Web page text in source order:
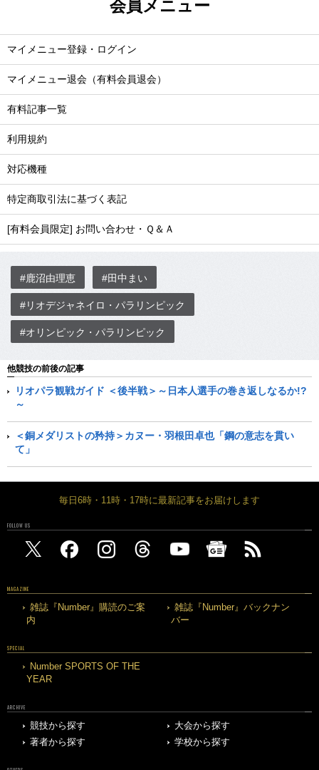
会員メニュー
マイメニュー登録・ログイン
マイメニュー退会（有料会員退会）
有料記事一覧
利用規約
対応機種
特定商取引法に基づく表記
[有料会員限定] お問い合わせ・Ｑ＆Ａ
#鹿沼由理恵 #田中まい
#リオデジャネイロ・パラリンピック
#オリンピック・パラリンピック
他競技の前後の記事
リオパラ観戦ガイド ＜後半戦＞～日本人選手の巻き返しなるか!?
～
＜銅メダリストの矜持＞カヌー・羽根田卓也「鋼の意志を貫い
て」
毎日6時・11時・17時に最新記事をお届けします
FOLLOW US
MAGAZINE
雑誌『Number』購読のご案
内
雑誌『Number』バックナン
バー
SPECIAL
Number SPORTS OF THE
YEAR
ARCHIVE
競技から探す
大会から探す
著者から探す
学校から探す